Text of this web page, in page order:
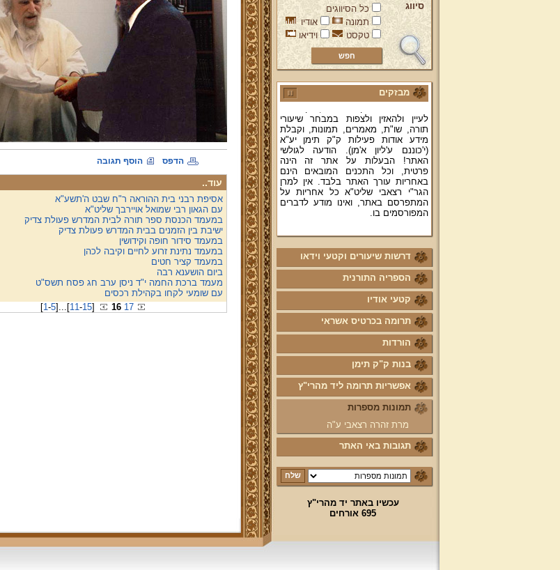
סיווג
כל הסיווגים
תמונה
אודיו
טקסט
וידיאו
מבזקים
ברוכים הבאים לאתר מהרי"ץ
יד מהרי"ץ - פורטל תורני למורשת יהדות
תימן, האתר הרשמי להנצחת מורשתו
של גאון רבני תימן ותפארתם מהרי"ץ
זצוק"ל. באתר תמצאו גם תכנים תורניים
והלכתיים רבים של מרן הגאון הרב יצחק
רצאבי שליט"א - פוסק עדת תימן,
מחבר ספרי שלחן ערוך המקוצר ח"ח
ושו"ת עולת יצחק ג"ח ועוד, וכן תוכלו
לעיין ולהאזין ולצפות במבחר שיעורי
תורה, שו"ת, מאמרים, תמונות, וקבלת
מידע אודות פעילות ק"ק תימן יע"א
(י'כוננם ע'ליון א'מן). הודעה לגולשי
האתר! הבעלות על אתר זה הינה
פרטית, וכל התכנים המובאים הינם
באחריות עורך האתר בלבד. אין למרן
הגר"י רצאבי שליט"א כל אחריות על
המתפרסם באתר, ואינו מודע לדברים
המפורסמים בו.
פניה נרגשת אל אחינו בני עדת תימן
יע"א די בכל אתר ואתר
טופס הוראת קבע
לוח לימוד "עמוד יומי" בספר הזוהר
הקדוש
קול קורא לעמוד על משמר מסורת
ק"ק תימן יע"א וחיזוקה
פרשת השבוע להאזנה מאת החזן
ה"ה יהודה דהרי הי"ו
הרשמה לקהילת מהרי"ץ
נוספו קטעי וידאו
השיעור השבועי
הבהרת מרן שליט"א על השיעור
השבועי בכתב מול הנשמע
פרויקט הכנסת ספרי מרן שליט"א
לאתר יד מהרי"ץ
פרויקט הכנסת מאמרי מרן שליט"א
הפזורים על פני עשרות שנים לאתר
דרשות שיעורים וקטעי וידאו
הספריה התורנית
קטעי אודיו
תרומה בכרטיס אשראי
הורדות
בנות ק"ק תימן
אפשריות תרומה ליד מהרי"ץ
תמונות מספרות
מרת זהרה רצאבי ע"ה
תגובות באי האתר
עכשיו באתר יד מהרי"ץ
695 אורחים
הדפס הוסף תגובה
עוד..
אסיפת רבני בית ההוראה ר"ח שבט ה'תשע"א
עם הגאון רבי שמואל אויירבך שליט"א
במעמד הכנסת ספר תורה לבית המדרש פעולת צדיק
ישיבת בין הזמנים בבית המדרש פעולת צדיק
במעמד סידור חופה וקידושין
במעמד נתינת זרוע לחיים וקיבה לכהן
במעמד קציר חטים
ביום הושענא רבה
מעמד ברכת החמה י"ד ניסן ערב חג פסח תשס"ט
עם שומעי לקחו בקהילת רכסים
[1-5] ... [11-15] 16 17